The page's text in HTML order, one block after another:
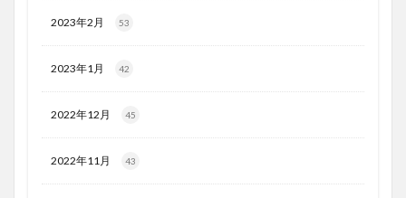
2023年2月 53
2023年1月 42
2022年12月 45
2022年11月 43